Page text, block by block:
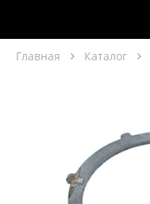
Главная Каталог